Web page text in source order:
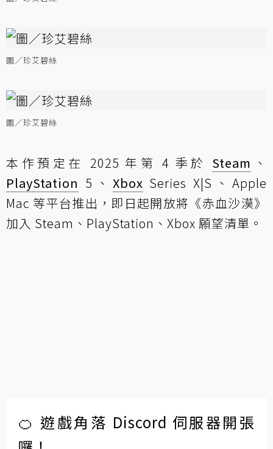
圖／珍艾碧絲
圖／珍艾碧絲
本作預定在 2025 年第 4 季於 Steam 、
PlayStation 5、 Xbox Series X|S、Apple
Mac 等平台推出，即日起開放將《赤血沙漠》
加入 Steam、PlayStation、Xbox 願望清單。
🍊 遊戲角落 Discord 伺服器開張